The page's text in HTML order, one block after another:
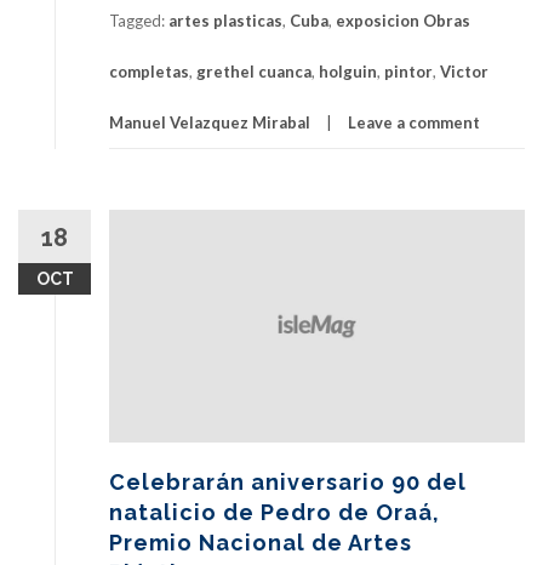
diciembre
homenaje
Día
Medicina
Tagged: artes plasticas, Cuba, exposicion Obras
completas, grethel cuanca, holguin, pintor, Victor
Manuel Velazquez Mirabal Leave a comment
18
OCT
Celebrarán aniversario 90 del
natalicio de Pedro de Oraá,
Premio Nacional de Artes